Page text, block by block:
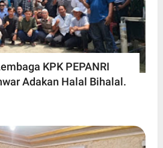
KPK PEPANRI
Adakan Halal Bihalal.